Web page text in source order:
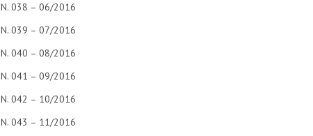
N. 038 – 06/2016
N. 039 – 07/2016
N. 040 – 08/2016
N. 041 – 09/2016
N. 042 – 10/2016
N. 043 – 11/2016